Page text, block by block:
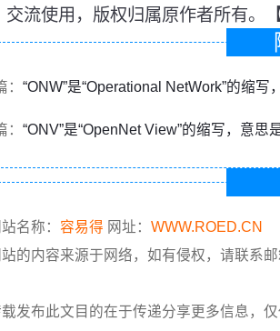
交流使用，版权归属原作者所有。
： “ONW”是“Operational NetWork”的缩写
： “ONV”是“OpenNet View”的缩写，意思
名称： 容易得 网址： WWW.ROED.CN
的内容来源于网络，如有侵权，请联系邮
发布此文目的在于传递分享更多信息，